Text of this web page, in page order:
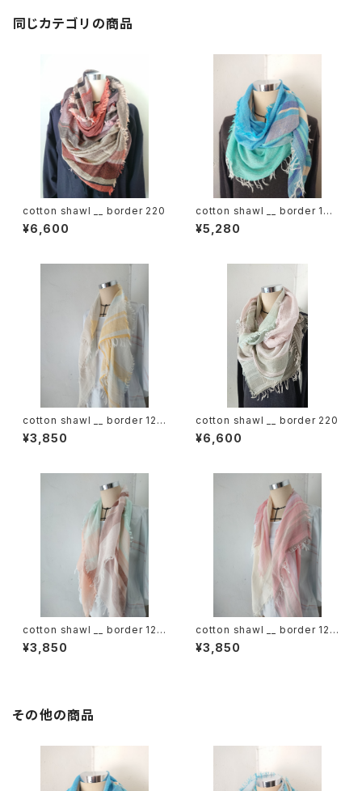
同じカテゴリの商品
cotton shawl __ border 220
¥6,600
cotton shawl __ border 160
海嶺w
¥5,280
cotton shawl __ border 120
蒲公英w
¥3,850
cotton shawl __ border 220
¥6,600
cotton shawl __ border 120
春麗w
¥3,850
cotton shawl __ border 120
桜花w
¥3,850
その他の商品